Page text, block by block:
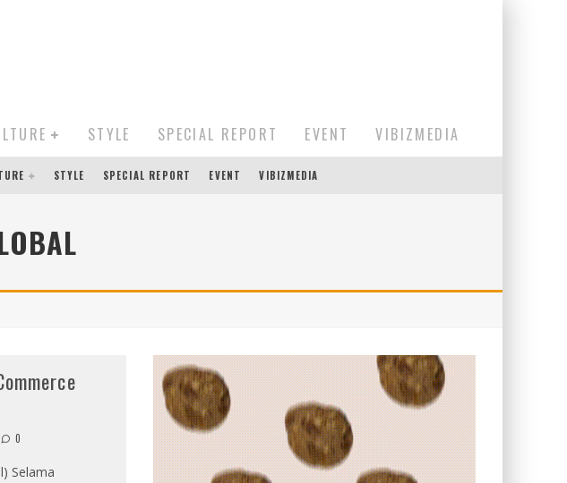
STYLE SPECIAL REPORT EVENT VIBIZMEDIA
STYLE SPECIAL REPORT EVENT VIBIZMEDIA
0
Selama